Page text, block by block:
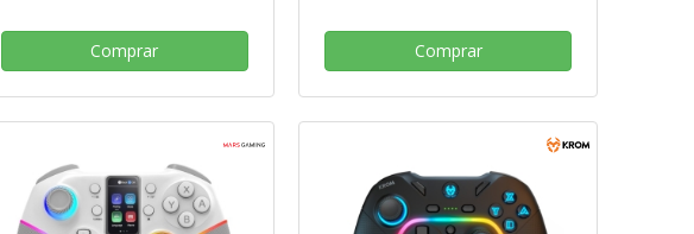
Comprar Comprar